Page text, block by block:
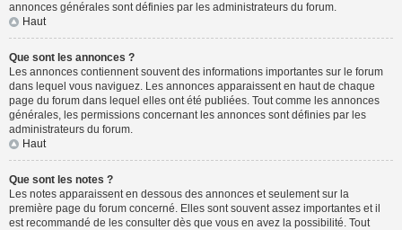
annonces générales sont définies par les administrateurs du forum.
Haut
Que sont les annonces ?
Les annonces contiennent souvent des informations importantes sur le forum
dans lequel vous naviguez. Les annonces apparaissent en haut de chaque
page du forum dans lequel elles ont été publiées. Tout comme les annonces
générales, les permissions concernant les annonces sont définies par les
administrateurs du forum.
Haut
Que sont les notes ?
Les notes apparaissent en dessous des annonces et seulement sur la
première page du forum concerné. Elles sont souvent assez importantes et il
est recommandé de les consulter dès que vous en avez la possibilité. Tout